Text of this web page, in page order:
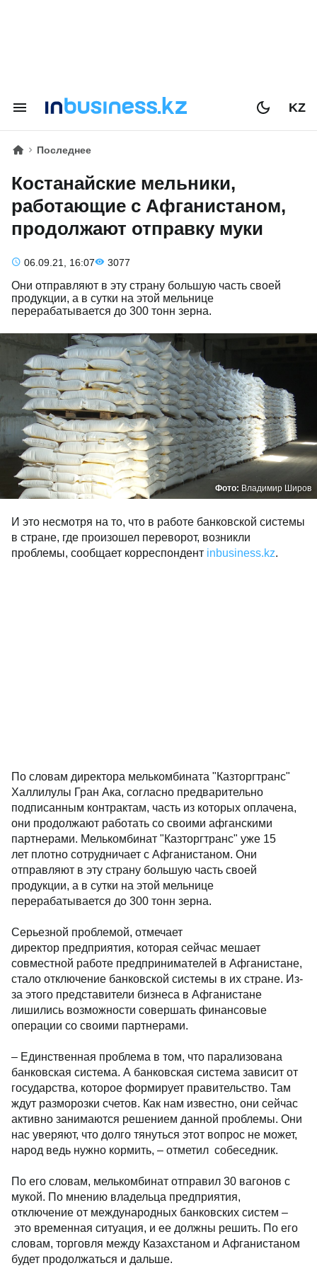
KZ
Последнее
Костанайские мельники,
работающие с Афганистаном,
продолжают отправку муки
06.09.21, 16:07 3077
Они отправляют в эту страну большую часть своей
продукции, а в сутки на этой мельнице
перерабатывается до 300 тонн зерна.
Фото: Владимир Широв
И это несмотря на то, что в работе банковской системы
в стране, где произошел переворот, возникли
проблемы, сообщает корреспондент inbusiness.kz.
По словам директора мелькомбината "Казторгтранс"
Халлилулы Гран Ака, согласно предварительно
подписанным контрактам, часть из которых оплачена,
они продолжают работать со своими афганскими
партнерами. Мелькомбинат "Казторгтранс" уже 15
лет плотно сотрудничает с Афганистаном. Они
отправляют в эту страну большую часть своей
продукции, а в сутки на этой мельнице
перерабатывается до 300 тонн зерна.
Серьезной проблемой, отмечает
директор предприятия, которая сейчас мешает
совместной работе предпринимателей в Афганистане,
стало отключение банковской системы в их стране. Из-
за этого представители бизнеса в Афганистане
лишились возможности совершать финансовые
операции со своими партнерами.
– Единственная проблема в том, что парализована
банковская система. А банковская система зависит от
государства, которое формирует правительство. Там
ждут разморозки счетов. Как нам известно, они сейчас
активно занимаются решением данной проблемы. Они
нас уверяют, что долго тянуться этот вопрос не может,
народ ведь нужно кормить, – отметил собеседник.
По его словам, мелькомбинат отправил 30 вагонов с
мукой. По мнению владельца предприятия,
отключение от международных банковских систем –
это временная ситуация, и ее должны решить. По его
словам, торговля между Казахстаном и Афганистаном
будет продолжаться и дальше.